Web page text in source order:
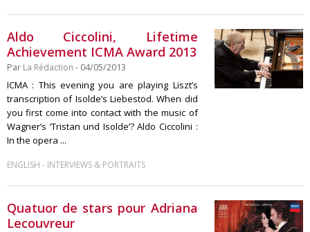
Aldo Ciccolini, Lifetime
Achievement ICMA Award 2013
Par La Rédaction - 04/05/2013
ICMA : This evening you are playing Liszt’s
transcription of Isolde’s Liebestod. When did
you first come into contact with the music of
Wagner’s ‘Tristan und Isolde’? Aldo Ciccolini :
In the opera ...
ENGLISH - INTERVIEWS & PORTRAITS
Quatuor de stars pour Adriana
Lecouvreur